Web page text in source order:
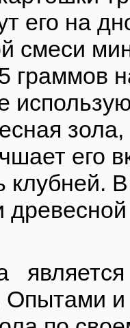
его на
смеси
граммов
его
клубней.
и